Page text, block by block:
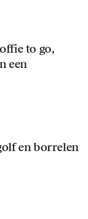
to go,
een
en borrelen